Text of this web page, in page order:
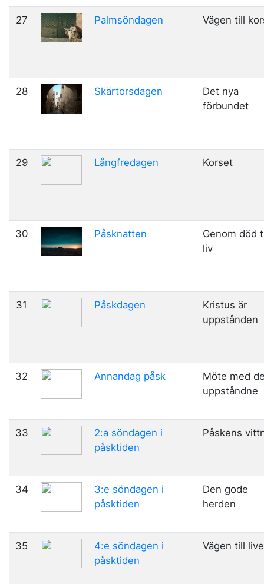
27 Palmsöndagen Vägen till
28 Skärtorsdagen
Det nya
förbundet
29 Långfredagen Korset
30 Påsknatten
Genom död
liv
31 Påskdagen
Kristus är
uppstånden
32 Annandag påsk
Möte med
uppståndne
33
2:a söndagen i
påsktiden
Påskens
34
3:e söndagen i
påsktiden
Den gode
herden
35
4:e söndagen i
påsktiden
Vägen till